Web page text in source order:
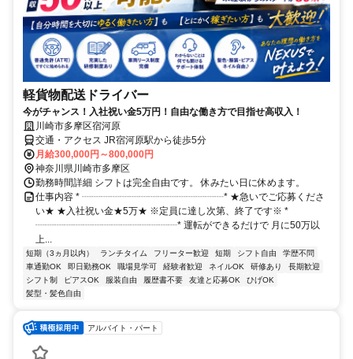
軽貨物配送ドライバー
今がチャンス！入社祝い金5万円！自由な働き方で目指せ高収入！
川崎市多摩区宿河原
交通・アクセス JR宿河原駅から徒歩5分
月給300,000円～800,000円
神奈川県川崎市多摩区
勤務時間詳細 シフトは完全自由です。 休みたい日に休めます。
仕事内容 * ┈┈┈┈┈┈┈┈┈┈┈┈┈┈┈* ★急いでご応募くださ
い★ ★入社祝い金★5万★ ※定員に達し次第、終了です※ *
┈┈┈┈┈┈┈┈┈┈┈┈┈┈┈* 運転ができるだけで 月に50万以
上...
短期（3ヵ月以内） ランチタイム フリーター歓迎 短期 シフト自由
学歴不問
車通勤OK
即日勤務OK 職場見学可 経験者歓迎 ネイルOK 研修あり
長期歓迎
シフト制
ピアスOK 服装自由 履歴書不要 友達と応募OK
ひげOK
髪型・髪色自由
アルバイト・パート